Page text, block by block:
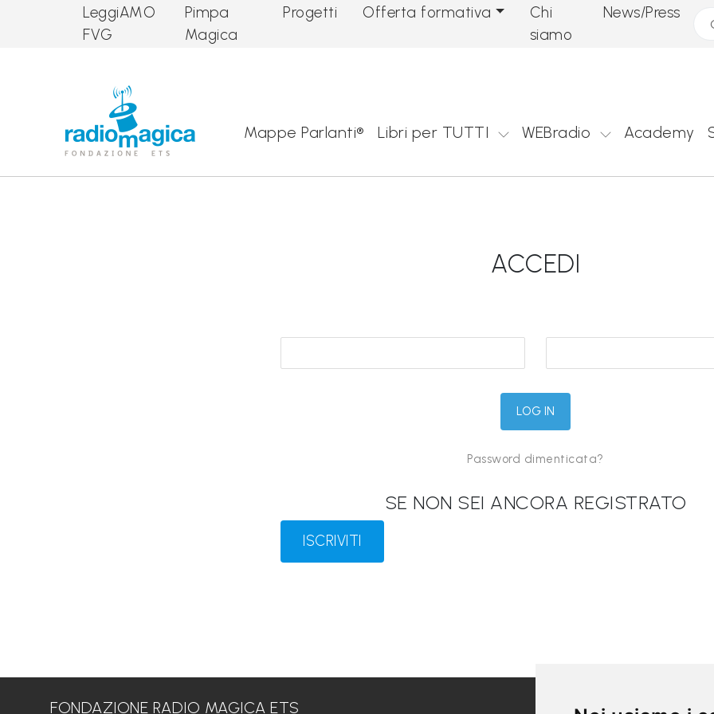
LeggiAMO
FVG
Pimpa
Magica
Progetti Offerta formativa
Chi
siamo
News/Press
Mappe Parlanti® Libri per TUTTI WEBradio Academy
ACCEDI
Password dimenticata?
SE NON SEI ANCORA REGISTRATO
ISCRIVITI
FONDAZIONE RADIO MAGICA ETS LINK UTILI